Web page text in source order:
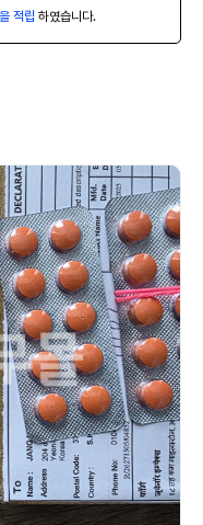
적립 하였습니다.